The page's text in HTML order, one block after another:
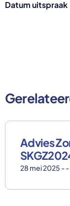
Datum uitspraak
Advies
28 mei 2025 -